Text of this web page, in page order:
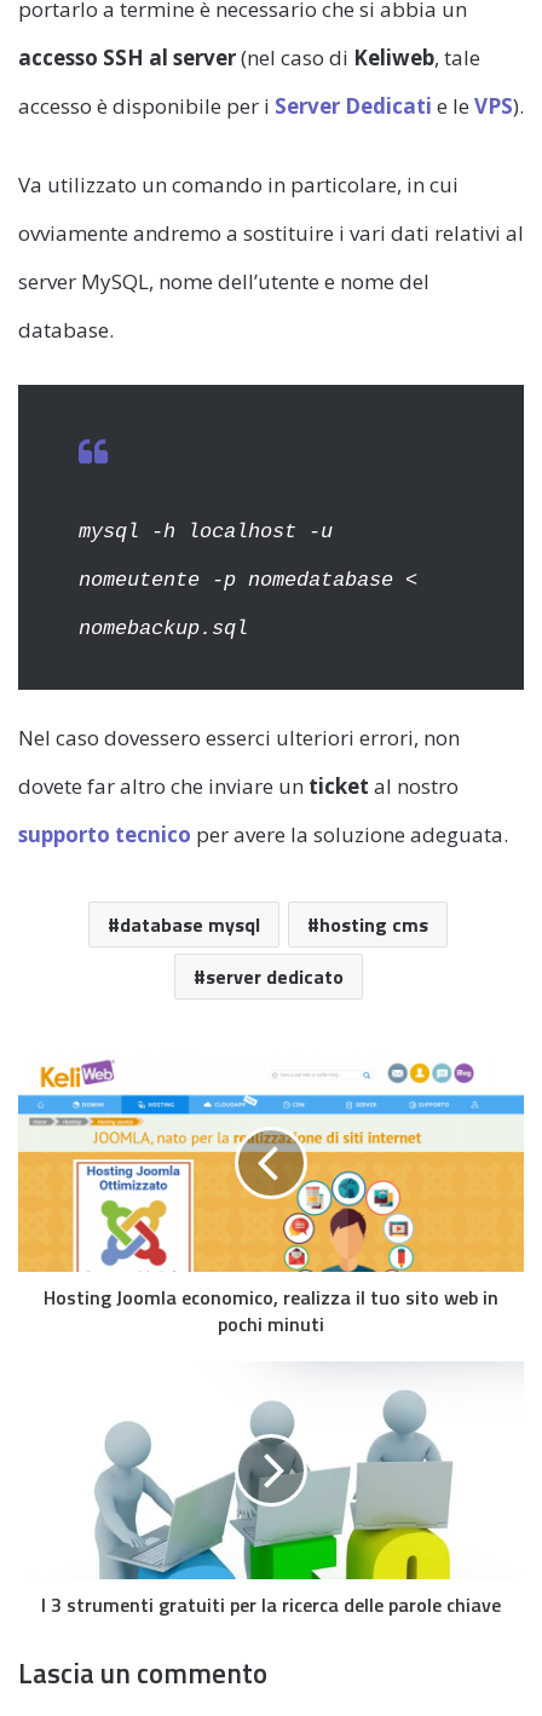
portarlo a termine è necessario che si abbia un
accesso SSH al server(nel caso di Keliweb, tale
accesso è disponibile per i Server Dedicati e le VPS).
Va utilizzato un comando in particolare, in cui
ovviamente andremo a sostituire i vari dati relativi al
server MySQL, nome dell’utente e nome del
database.
mysql -h localhost -u
nomeutente -p nomedatabase <
nomebackup.sql
Nel caso dovessero esserci ulteriori errori, non
dovete far altro che inviare un ticket al nostro
supporto tecnico per avere la soluzione adeguata.
database mysql
hosting cms
server dedicato
Hosting Joomla economico, realizza il tuo sito web in
pochi minuti
I 3 strumenti gratuiti per la ricerca delle parole chiave
Lascia un commento